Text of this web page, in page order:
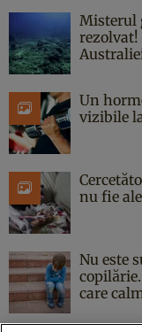
Misterul
rezolvat!
Un
vizibile
nu fie
Nu este
care